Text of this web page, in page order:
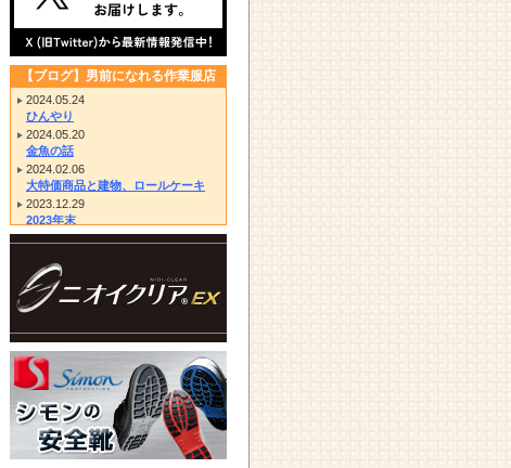
【ブログ】男前になれる作業服店
2024.05.24
ひんやり
2024.05.20
金魚の話
2024.02.06
大特価商品と建物、ロールケーキ
2023.12.29
2023年末
2023.12.14